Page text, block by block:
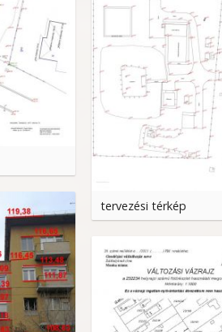
tervezési térkép